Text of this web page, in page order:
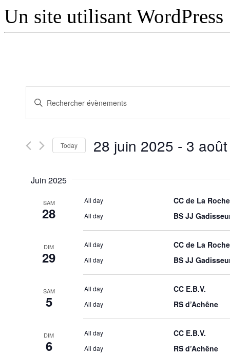
Un site utilisant WordPress
et
navigation
vues
Saisir
mot-
par
mot-
Today 28 juin 2025 - 3
date
Juin 2025
SAM
28
All day CC de La Roche
All day BS JJ
DIM
29
All day CC de La Roche
All day BS JJ
SAM
5
All day CC E.B.V.
All day RS d’Achêne
DIM
6
All day CC E.B.V.
All day RS d’Achêne